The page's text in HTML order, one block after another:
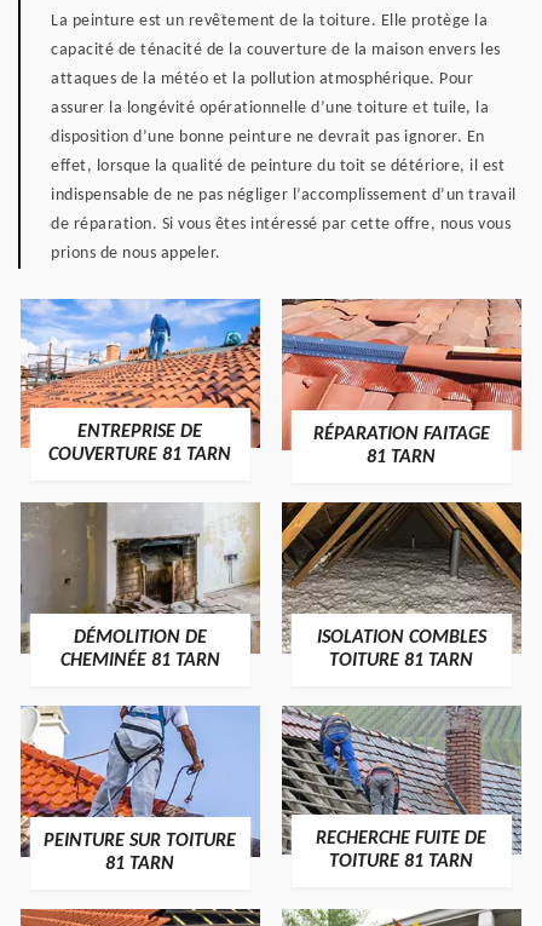
La peinture est un revêtement de la toiture. Elle protège la
capacité de ténacité de la couverture de la maison envers les
attaques de la météo et la pollution atmosphérique. Pour
assurer la longévité opérationnelle d’une toiture et tuile, la
disposition d’une bonne peinture ne devrait pas ignorer. En
effet, lorsque la qualité de peinture du toit se détériore, il est
indispensable de ne pas négliger l’accomplissement d’un travail
de réparation. Si vous êtes intéressé par cette offre, nous vous
prions de nous appeler.
ENTREPRISE DE
COUVERTURE 81 TARN
RÉPARATION FAITAGE
81 TARN
DÉMOLITION DE
CHEMINÉE 81 TARN
ISOLATION COMBLES
TOITURE 81 TARN
PEINTURE SUR TOITURE
81 TARN
RECHERCHE FUITE DE
TOITURE 81 TARN